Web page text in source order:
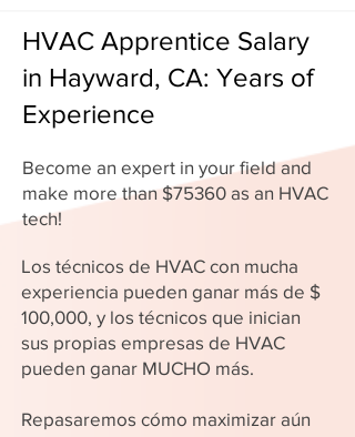
HVAC Apprentice Salary
in Hayward, CA: Years of
Experience
Become an expert in your field and
make more than $75360 as an HVAC
tech!
Los técnicos de HVAC con mucha
experiencia pueden ganar más de $
100,000, y los técnicos que inician
sus propias empresas de HVAC
pueden ganar MUCHO más.
Repasaremos cómo maximizar aún